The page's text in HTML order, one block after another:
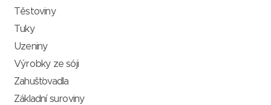
Těstoviny
Tuky
Uzeniny
Výrobky ze sóji
Zahušťovadla
Základní suroviny